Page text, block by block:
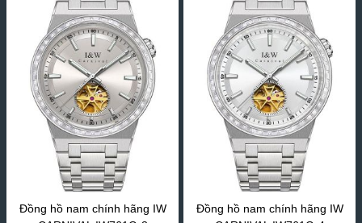
Đồng hồ nam chính hãng IW
Đồng hồ nam chính hãng IW